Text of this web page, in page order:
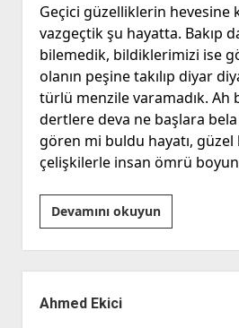
Geçici güzelliklerin hevesine
vazgeçtik şu hayatta. Bakıp
bilemedik, bildiklerimizi ise
olanın peşine takılıp diyar
türlü menzile varamadık. Ah
dertlere deva ne başlara
gören mi buldu hayatı, güzel
çelişkilerle insan ömrü
Devamını okuyunGüzelliğin
on
par’etmez
Menü
Ahmed Ekici